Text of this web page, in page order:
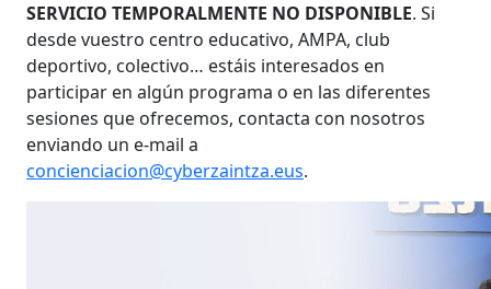
SERVICIO TEMPORALMENTE NO DISPONIBLE. Si
desde vuestro centro educativo, AMPA, club
deportivo, colectivo… estáis interesados en
participar en algún programa o en las diferentes
sesiones que ofrecemos, contacta con nosotros
enviando un e-mail a
concienciacion@cyberzaintza.eus.